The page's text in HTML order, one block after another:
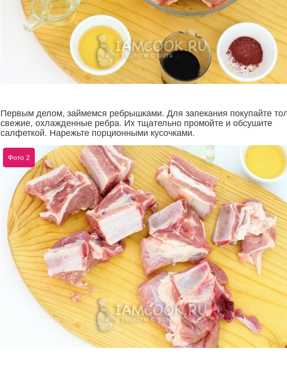
Первым делом, займемся ребрышками. Для запекания покупайте
свежие, охлажденные ребра. Их тщательно промойте и обсушите
салфеткой. Нарежьте порционными кусочками.
Фото 2